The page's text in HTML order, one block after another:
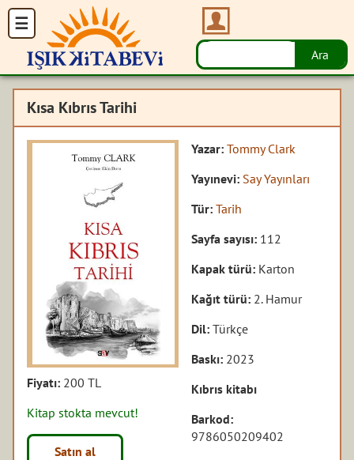
Kısa Kıbrıs Tarihi
Fiyatı: 200 TL
Kitap stokta mevcut!
Satın al
Yazar:Tommy Clark
Yayınevi: Say Yayınları
Tür:Tarih
Sayfa sayısı: 112
Kapak türü: Karton
Kağıt türü: 2. Hamur
Dil:Türkçe
Baskı: 2023
Kıbrıs kitabı
Barkod:
9786050209402